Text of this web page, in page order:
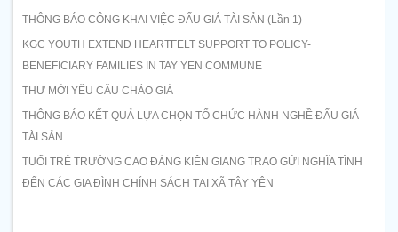
THÔNG BÁO CÔNG KHAI VIỆC ĐẤU GIÁ TÀI SẢN (Lần 1)
KGC YOUTH EXTEND HEARTFELT SUPPORT TO POLICY-
BENEFICIARY FAMILIES IN TAY YEN COMMUNE
THƯ MỜI YÊU CẦU CHÀO GIÁ
THÔNG BÁO KẾT QUẢ LỰA CHỌN TỔ CHỨC HÀNH NGHỀ ĐẤU GIÁ
TÀI SẢN
TUỔI TRẺ TRƯỜNG CAO ĐẲNG KIÊN GIANG TRAO GỬI NGHĨA TÌNH
ĐẾN CÁC GIA ĐÌNH CHÍNH SÁCH TẠI XÃ TÂY YÊN